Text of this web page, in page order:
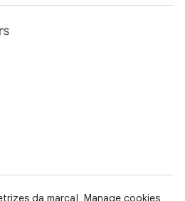
da marca Manage cookies